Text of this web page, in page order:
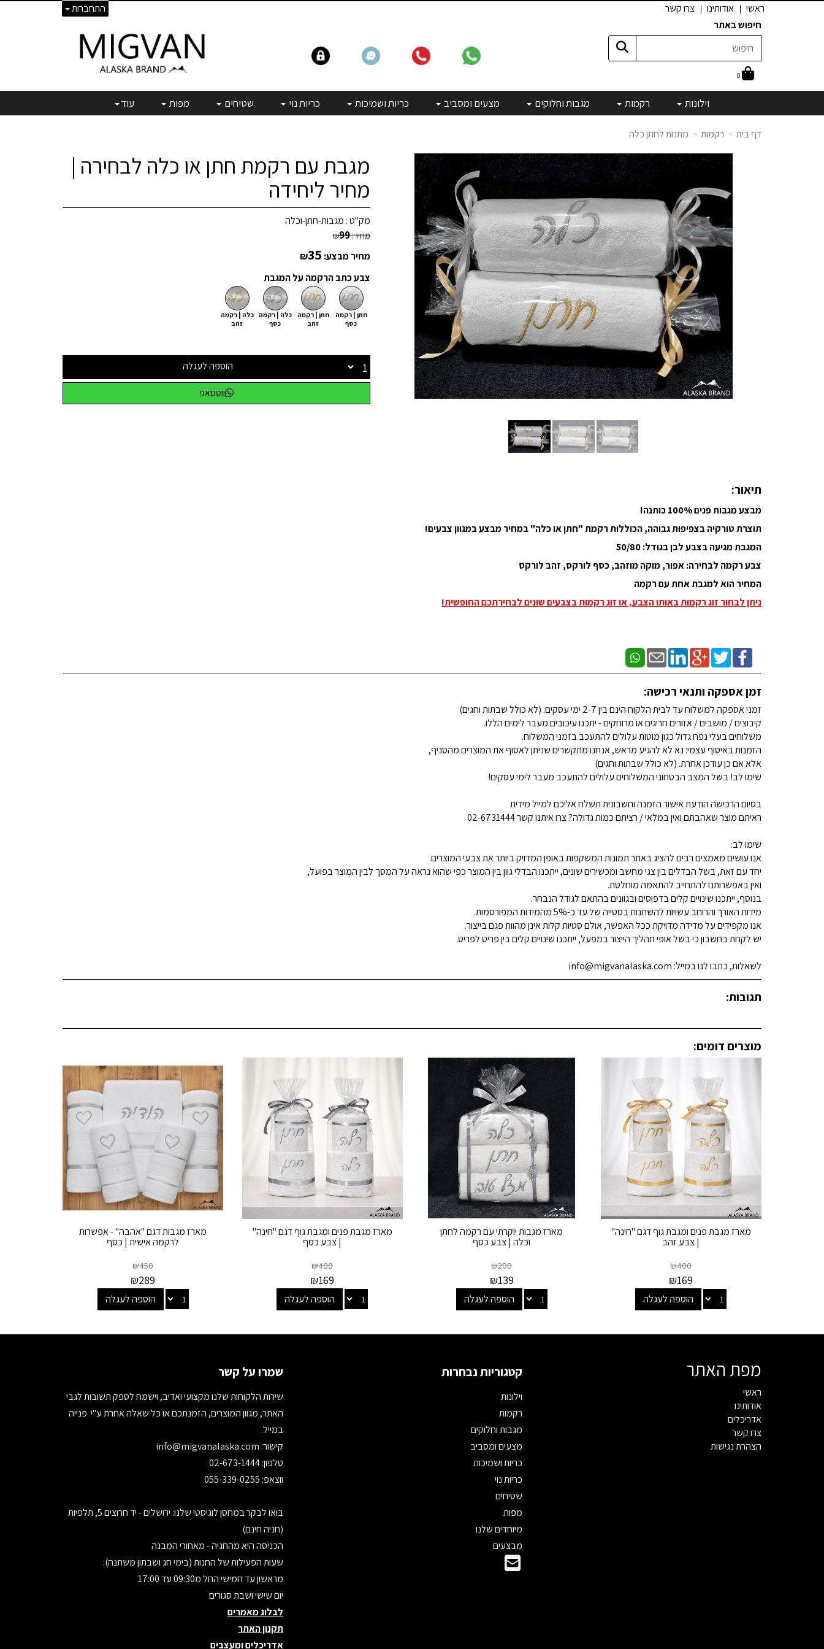
התחברות ראשי אודותינו
צרו קשר
חיפוש באתר
0
וילונות רקמות מגבות וחלוקים מצעים ומסביב כריות ושמיכות כריות נוי שטיחים מפות עוד
דף בית רקמות מתנות לחתן כלה
מגבת עם רקמת חתן או כלה לבחירה |
מחיר ליחידה
מק"ט : מגבות-חתן-וכלה
מחיר: ₪99
מחיר מבצע: ₪35
צבע כתב הרקמה על המגבת
חתן | רקמה
כסף
חתן | רקמה
זהב
כלה | רקמה
כסף
כלה | רקמה
זהב
הוספה לעגלה
ווטסאפ
תיאור:
מבצע מגבות פנים 100% כותנה!
תוצרת טורקיה בצפיפות גבוהה, הכוללות רקמת "חתן או כלה" במחיר מבצע במגוון צבעים!
המגבת מגיעה בצבע לבן בגודל: 50/80
צבע רקמה לבחירה: אפור, מוקה מוזהב, כסף לורקס, זהב לורקס
המחיר הוא למגבת אחת עם רקמה
ניתן לבחור זוג רקמות באותו הצבע, או זוג רקמות בצבעים שונים לבחירתכם החופשית!
זמן אספקה ותנאי רכישה:
זמני אספקה למשלוח עד לבית הלקוח הינם בין 2-7 ימי עסקים. (לא כולל שבתות וחגים)
קיבוצים / מושבים / אזורים חריגים או מרוחקים - יתכנו עיכובים מעבר לימים הללו.
משלוחים בעלי נפח גדול כגון מוטות עלולים להתעכב בזמני המשלוח.
הזמנות באיסוף עצמי: נא לא להגיע מראש, אנחנו מתקשרים שניתן לאסוף את המוצרים מהסניף,
אלא אם כן עודכן אחרת. (לא כולל שבתות וחגים)
שימו לב! בשל המצב הבטחוני המשלוחים עלולים להתעכב מעבר לימי עסקים!
בסיום הרכישה הודעת אישור הזמנה וחשבונית תשלח אליכם למייל מידית
ראיתם מוצר שאהבתם ואין במלאי / רציתם כמות גדולה? צרו איתנו קשר 02-6731444
שימו לב:
אנו עושים מאמצים רבים להציג באתר תמונות המשקפות באופן המדויק ביותר את צבעי המוצרים.
יחד עם זאת, בשל הבדלים בין צגי מחשב ומכשירים שונים, ייתכנו הבדלי גוון בין המוצר כפי שהוא נראה על המסך לבין המוצר בפועל,
ואין באפשרותנו להתחייב להתאמה מוחלטת.
בנוסף, ייתכנו שינויים קלים בדפוסים ובגוונים בהתאם לגודל הנבחר.
מידות האורך והרוחב עשויות להשתנות בסטייה של עד כ-5% מהמידות המפורסמות.
אנו מקפידים על מדידה מדויקת ככל האפשר, אולם סטיות קלות אינן מהוות פגם בייצור.
יש לקחת בחשבון כי בשל אופי תהליך הייצור במפעל, ייתכנו שינויים קלים בין פריט לפריט.
לשאלות, כתבו לנו במייל: info@migvanalaska.com
תגובות:
מוצרים דומים:
מארז מגבת פנים ומגבת גוף דגם "חינה"
| צבע זהב
₪400
₪169
הוספה לעגלה
מארז מגבות יוקרתי עם רקמה לחתן
וכלה | צבע כסף
₪200
₪139
הוספה לעגלה
מארז מגבת פנים ומגבת גוף דגם "חינה"
| צבע כסף
₪400
₪169
הוספה לעגלה
מארז מגבות דגם "אהבה" - אפשרות
לרקמה אישית | כסף
₪450
₪289
הוספה לעגלה
מפת האתר
ראשי
אודותינו
אדריכלים
צרו קשר
הצהרת נגישות
קטגוריות נבחרות
וילונות
רקמות
מגבות וחלוקים
מצעים ומסביב
כריות ושמיכות
כריות נוי
שטיחים
מפות
מיוחדים שלנו
מבצעים
שמרו על קשר
שירות הלקוחות שלנו מקצועי ואדיב, וישמח לספק תשובות לגבי
האתר, מגוון המוצרים, הזמנתכם או כל שאלה אחרת ע"י פנייה
במייל.
קישור:
טלפון: 02-673-1444
ווצאפ: 055-339-0255
בואו לבקר במחסן לוגיסטי שלנו: ירושלים - יד חרוצים 5, תלפיות
(חניה חינם)
הכניסה היא מהחניה - מאחורי המבנה
שעות הפעילות של החנות (בימי חג ושבתון משתנה):
מראשון עד חמישי החל מ09:30 עד 17:00
יום שישי ושבת סגורים
לבלוג מאמרים
תקנון האתר
אדריכלים ומעצבים